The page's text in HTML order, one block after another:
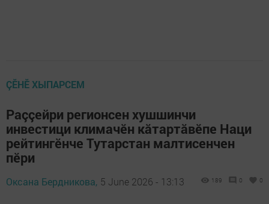
ÇӖНӖ ХЫПАРСЕМ
Раççейри регионсен хушшинчи
инвестици климачӗн кăтартăвӗпе Наци
рейтингӗнче Тутарстан малтисенчен
пӗри
Оксана Бердникова, 5 June 2026 - 13:13 189 0 0